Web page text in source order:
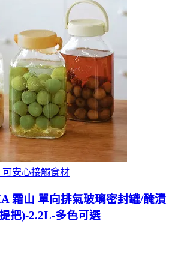
安心接觸食材
霜山 單向排氣玻璃密封罐/醃漬
把)-2.2L-多色可選